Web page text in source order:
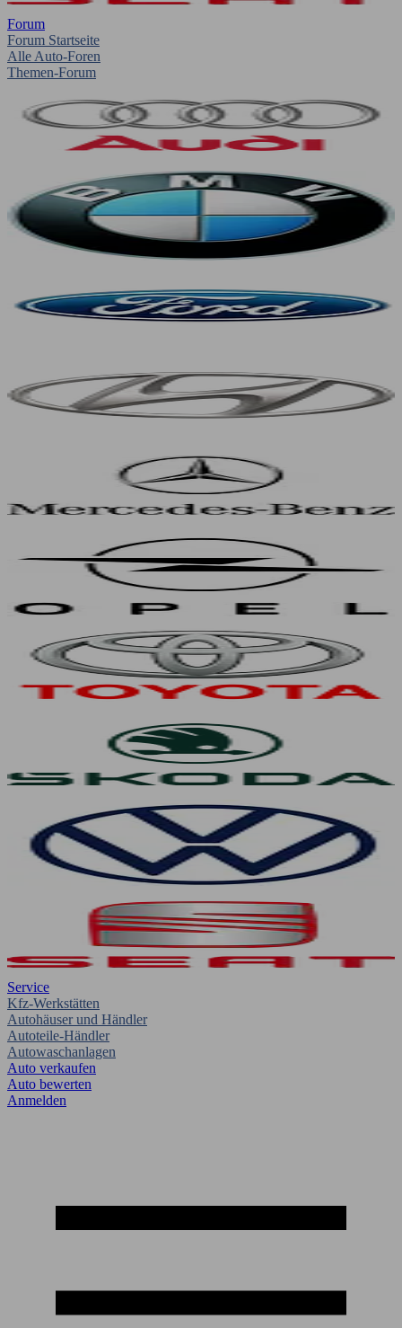
Forum
Forum Startseite
Alle Auto-Foren
Themen-Forum
Service
Kfz-Werkstätten
Autohäuser und Händler
Autoteile-Händler
Autowaschanlagen
Auto verkaufen
Auto bewerten
Anmelden